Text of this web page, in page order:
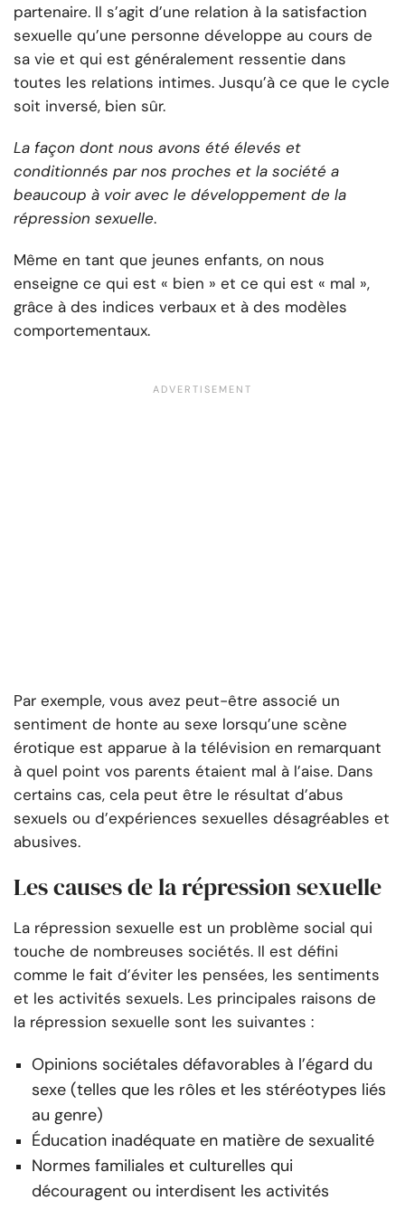
partenaire. Il s’agit d’une relation à la satisfaction
sexuelle qu’une personne développe au cours de
sa vie et qui est généralement ressentie dans
toutes les relations intimes. Jusqu’à ce que le cycle
soit inversé, bien sûr.
La façon dont nous avons été élevés et
conditionnés par nos proches et la société a
beaucoup à voir avec le développement de la
répression sexuelle.
Même en tant que jeunes enfants, on nous
enseigne ce qui est « bien » et ce qui est « mal »,
grâce à des indices verbaux et à des modèles
comportementaux.
Par exemple, vous avez peut-être associé un
sentiment de honte au sexe lorsqu’une scène
érotique est apparue à la télévision en remarquant
à quel point vos parents étaient mal à l’aise. Dans
certains cas, cela peut être le résultat d’abus
sexuels ou d’expériences sexuelles désagréables et
abusives.
Les causes de la répression sexuelle
La répression sexuelle est un problème social qui
touche de nombreuses sociétés. Il est défini
comme le fait d’éviter les pensées, les sentiments
et les activités sexuels. Les principales raisons de
la répression sexuelle sont les suivantes :
Opinions sociétales défavorables à l’égard du
sexe (telles que les rôles et les stéréotypes liés
au genre)
Éducation inadéquate en matière de sexualité
Normes familiales et culturelles qui
découragent ou interdisent les activités